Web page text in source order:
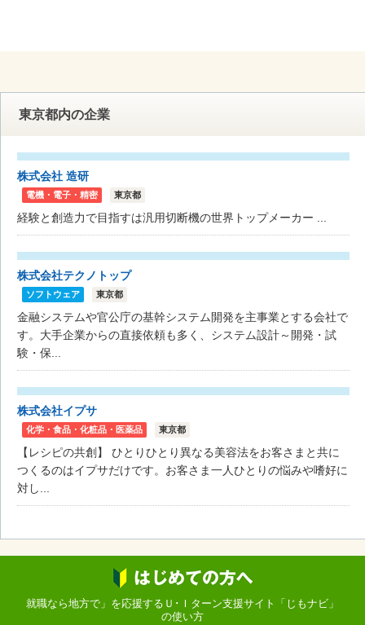
東京都内の企業
株式会社 造研
電機・電子・精密 東京都
経験と創造力で目指すは汎用切断機の世界トップメーカー ...
株式会社テクノトップ
ソフトウェア 東京都
金融システムや官公庁の基幹システム開発を主事業とする会社で
す。大手企業からの直接依頼も多く、システム設計～開発・試
験・保...
株式会社イプサ
化学・食品・化粧品・医薬品 東京都
【レシピの共創】 ひとりひとり異なる美容法をお客さまと共に
つくるのはイプサだけです。お客さま一人ひとりの悩みや嗜好に
対し...
就職なら地方で」を応援するＵ･Ｉターン支援サイト「じもナビ」
の使い方